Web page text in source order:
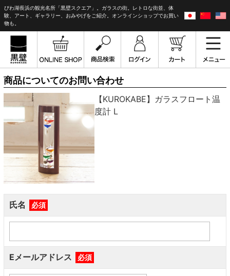
びわ湖長浜の観光名所「黒壁スクエア」。ガラスの街。レトロな街並、体
験、アート、ギャラリー、おみやげをご紹介。オンラインショップでお買い
物も。
商品についてのお問い合わせ
【KUROKABE】ガラスフロート温
度計 L
氏名 必須
Eメールアドレス 必須